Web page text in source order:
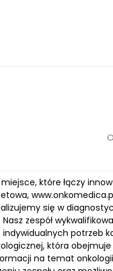
które łączy
się w
zespół
potrzeb
która
na temat